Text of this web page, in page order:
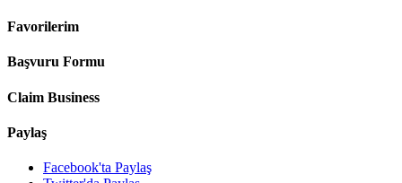
Favorilerim
Başvuru Formu
Claim Business
Paylaş
Facebook'ta Paylaş